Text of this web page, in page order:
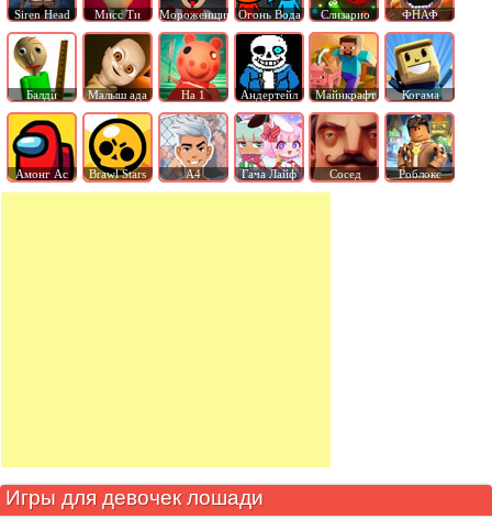
Siren Head Мисс Ти Мороженщик Огонь Вода Слизарио ФНАФ
Балди Малыш ада На 1 Андертейл Майнкрафт Когама
Амонг Ас Brawl Stars А4 Гача Лайф Сосед Роблокс
Игры для девочек лошади